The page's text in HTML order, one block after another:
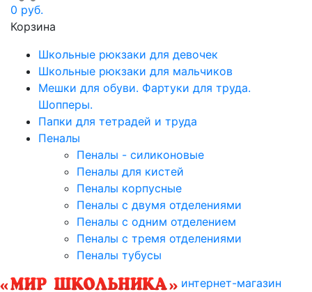
0 руб.
Корзина
Школьные рюкзаки для девочек
Школьные рюкзаки для мальчиков
Мешки для обуви. Фартуки для труда.
Шопперы.
Папки для тетрадей и труда
Пеналы
Пеналы - силиконовые
Пеналы для кистей
Пеналы корпусные
Пеналы с двумя отделениями
Пеналы с одним отделением
Пеналы с тремя отделениями
Пеналы тубусы
интернет-магазин